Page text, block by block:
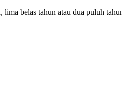
belas tahun atau dua puluh